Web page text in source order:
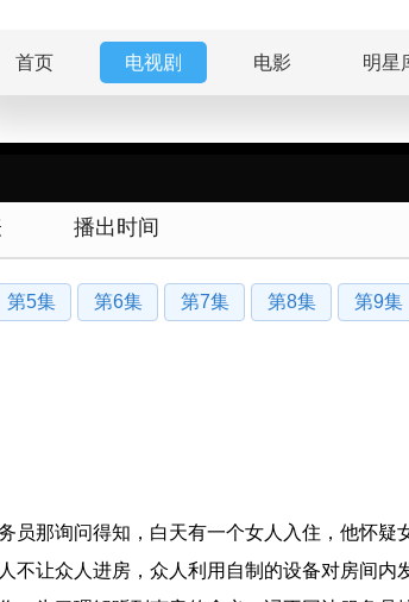
首页 电视剧 电影 明星
播出时间
第5集 第6集 第7集 第8集 第9集
员那询问得知，白天有一个女人入住，他怀疑
不让众人进房，众人利用自制的设备对房间内